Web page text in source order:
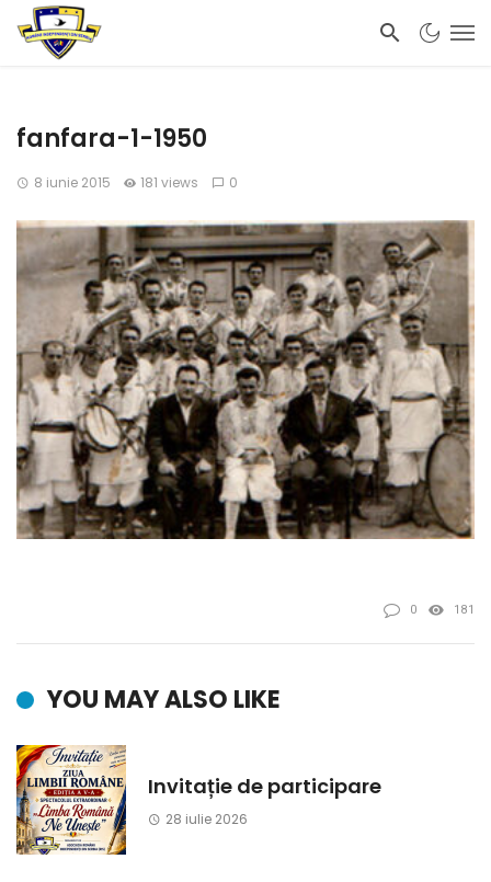
fanfara-1-1950
8 iunie 2015 181 views 0
0 181
YOU MAY ALSO LIKE
Invitație de participare
28 iulie 2026